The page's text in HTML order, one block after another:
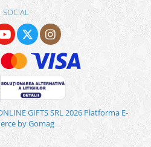
SOCIAL
GIFTS SRL 2026 Platforma E-
by Gomag